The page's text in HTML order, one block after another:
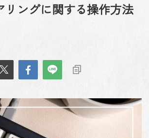
リングに関する操作方法